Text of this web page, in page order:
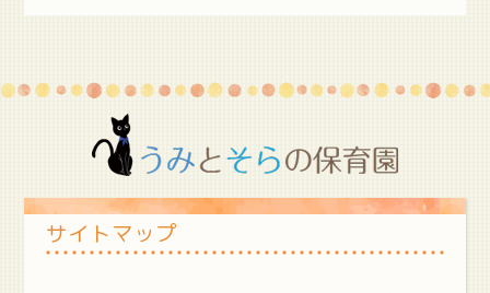
サイトマップ